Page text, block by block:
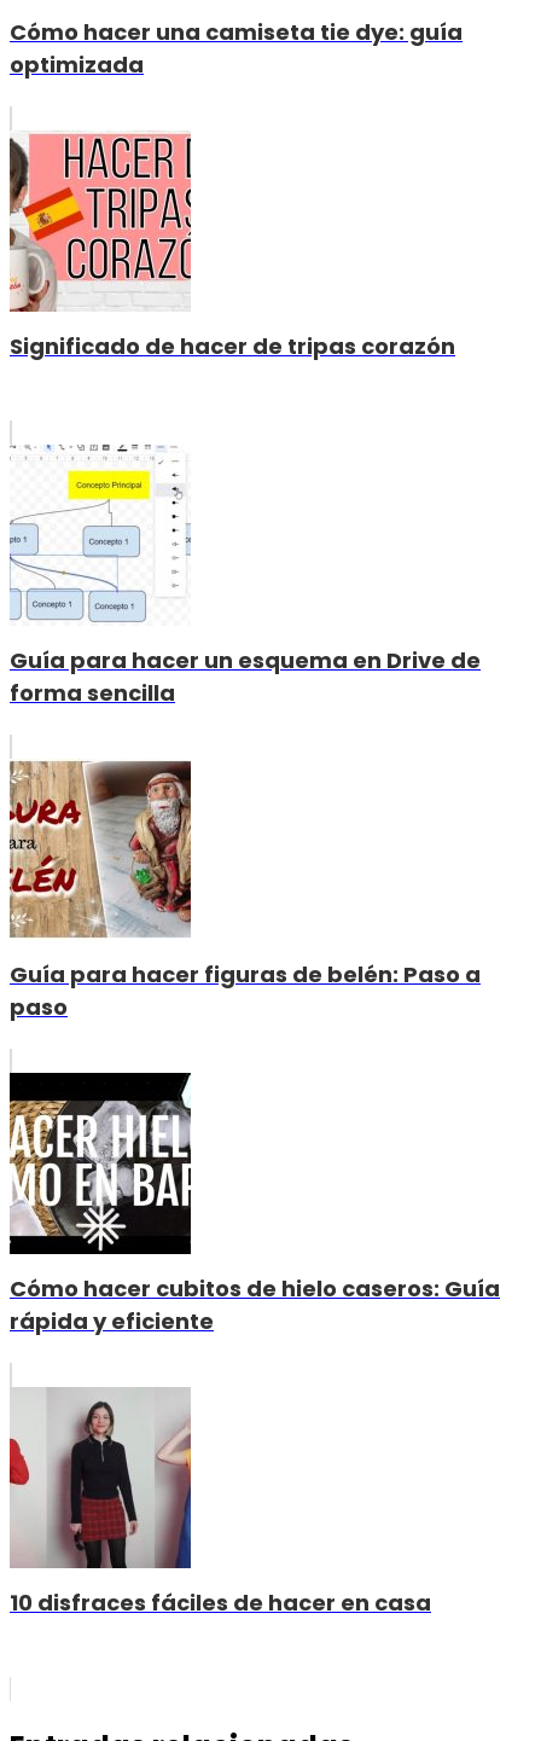
Cómo hacer una camiseta tie dye: guía
optimizada
Significado de hacer de tripas corazón
Guía para hacer un esquema en Drive de
forma sencilla
Guía para hacer figuras de belén: Paso a
paso
Cómo hacer cubitos de hielo caseros: Guía
rápida y eficiente
10 disfraces fáciles de hacer en casa